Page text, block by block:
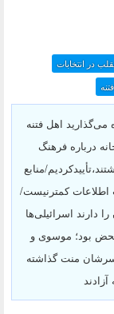
در انتخابات
اهل فتنه
درباره فرهنگ
منابع
اطلاعات کمترنیست/
دارند اسرائیلی‌ها
بود؛ موسوی و
منت گذاشته